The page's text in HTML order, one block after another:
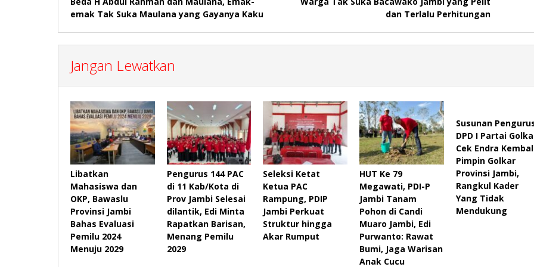
pos
emak Tak Suka Maulana yang Gayanya Kaku
dan Terlalu Perhitungan
Jangan Lewatkan
Libatkan
Mahasiswa dan
OKP, Bawaslu
Provinsi Jambi
Bahas Evaluasi
Pemilu 2024
Menuju 2029
Pengurus 144 PAC
di 11 Kab/Kota di
Prov Jambi Selesai
dilantik, Edi Minta
Rapatkan Barisan,
Menang Pemilu
2029
Seleksi Ketat
Ketua PAC
Rampung, PDIP
Jambi Perkuat
Struktur hingga
Akar Rumput
HUT Ke 79
Megawati, PDI-P
Jambi Tanam
Pohon di Candi
Muaro Jambi, Edi
Purwanto: Rawat
Bumi, Jaga Warisan
Anak Cucu
Susunan
DPD I Partai
Cek Endra
Pimpin Golkar
Provinsi Jambi,
Rangkul Kader
Yang Tidak
Mendukung